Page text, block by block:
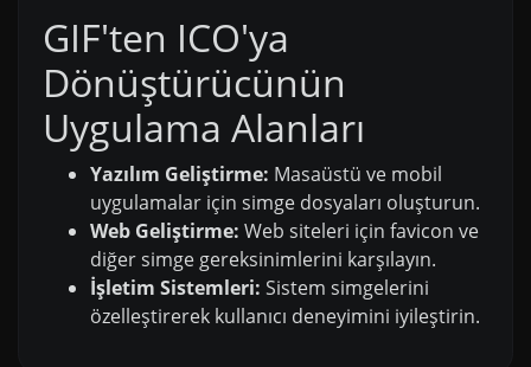
GIF'ten ICO'ya
Dönüştürücünün
Uygulama Alanları
Yazılım Geliştirme: Masaüstü ve mobil
uygulamalar için simge dosyaları oluşturun.
Web Geliştirme: Web siteleri için favicon ve
diğer simge gereksinimlerini karşılayın.
İşletim Sistemleri: Sistem simgelerini
özelleştirerek kullanıcı deneyimini iyileştirin.